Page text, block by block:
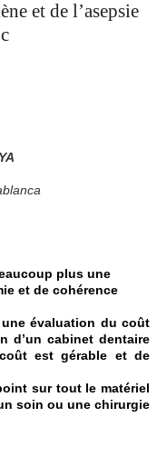
et de l’asepsie
plus une
et de cohérence
évaluation du coût
d’un cabinet dentaire
est gérable et de
sur tout le matériel
soin ou une chirurgie